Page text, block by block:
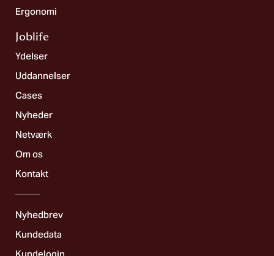
Ergonomi
Joblife​
Ydelser
Uddannelser
Cases
Nyheder
Netværk
Om os
Kontakt
Nyhedbrev
Kundedata